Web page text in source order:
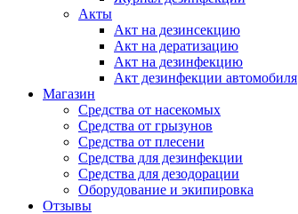
Акты
Акт на дезинсекцию
Акт на дератизацию
Акт на дезинфекцию
Акт дезинфекции автомобиля
Магазин
Средства от насекомых
Средства от грызунов
Средства от плесени
Средства для дезинфекции
Средства для дезодорации
Оборудование и экипировка
Отзывы